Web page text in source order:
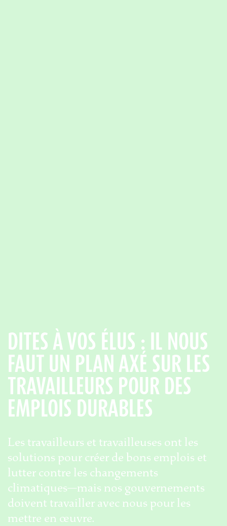
DITES À VOS ÉLUS : IL NOUS
FAUT UN PLAN AXÉ SUR LES
TRAVAILLEURS POUR DES
EMPLOIS DURABLES
Les travailleurs et travailleuses ont les
solutions pour créer de bons emplois et
lutter contre les changements
climatiques—mais nos gouvernements
doivent travailler avec nous pour les
mettre en œuvre.